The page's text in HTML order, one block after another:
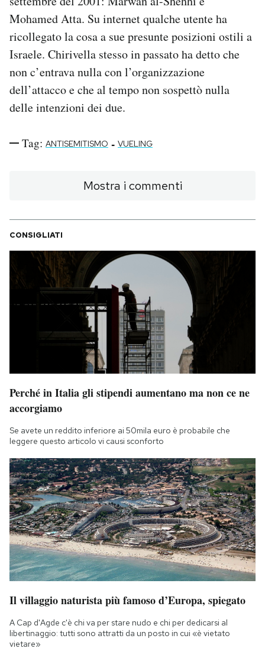
Mohamed Atta. Su internet qualche utente ha
ricollegato la cosa a sue presunte posizioni ostili a
Israele. Chirivella stesso in passato ha detto che
non c’entrava nulla con l’organizzazione
dell’attacco e che al tempo non sospettò nulla
delle intenzioni dei due.
Tag: ANTISEMITISMO - VUELING
Mostra i commenti
CONSIGLIATI
Perché in Italia gli stipendi aumentano ma non ce ne
accorgiamo
Se avete un reddito inferiore ai 50mila euro è probabile che
leggere questo articolo vi causi sconforto
Il villaggio naturista più famoso d’Europa, spiegato
A Cap d'Agde c'è chi va per stare nudo e chi per dedicarsi al
libertinaggio: tutti sono attratti da un posto in cui «è vietato
vietare»